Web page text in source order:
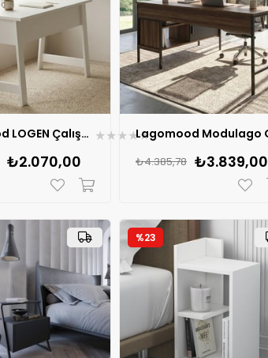
lagomood LOGEN Çalışma masası 120 ★★★★★
₺2.070,00 ₺3.839,00
₺4.385,78
%23